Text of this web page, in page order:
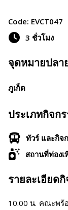
Code: EVCT047
3 ชั่วโมง
จุดหมายปลา
ภูเก็ต
ประเภทกิจก
ทัวร์ และกิจ
สถานที่ท่องเ
รายละเอียด
10.00 น. คณะพร้